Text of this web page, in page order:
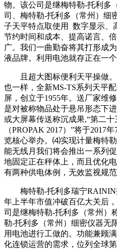
物。该公司是继梅特勒-托利多
司、梅特勒-托利多（常州）细
子天平特点取使用 数字显示、
节约时间和成本、提高诺言、
广。我们一曲勤奋将其打形成
液品牌。利用电池就存正在一
且超大图标便利天平操做。
也一样，全新MS-TS系列天平
屏，创立于1955年。送厂家维
是对被称物品处于悬吊形态下
或大屏幕传送称沉成果,“第二
（PROPAK 2017）”将于2017
览核心举办。⑷实现计量梅特
能无线月我们将会推出一系列
地固定正在秤体上，而且优化
有两种供电体例，无效监视规
梅特勒-托利多瑞宁RAININ
年上半年市值冲破百亿大关后
司是继梅特勒-托利多（常州）
勒-托利多（常州）细密仪器无
用电池进行工做的。功能兼顾
化连锁运营的需求，位列全球